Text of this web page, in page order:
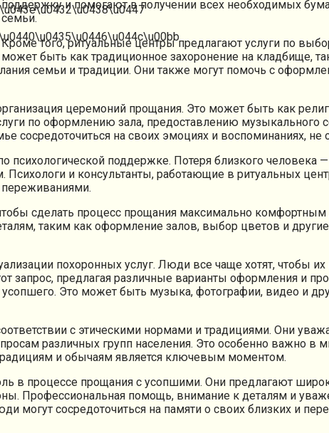
поддержку и помогают в получении всех необходимых
семьи.
Кроме того, ритуальные центры предлагают услуги по
может быть как традиционное захоронение на кладбище,
семьи и традиции. Они также могут помочь с
церемоний прощания. Это может быть как
по оформлению зала, предоставлению
сосредоточиться на своих эмоциях и воспоминаниях,
психологической поддержке. Потеря близкого человека
и консультанты, работающие в ритуальных
переживаниями.
сделать процесс прощания максимально
таким как оформление залов, выбор цветов и
похоронных услуг. Люди все чаще хотят, чтобы
запрос, предлагая различные варианты оформления и
Это может быть музыка, фотографии, видео и
с этическими нормами и традициями. Они
различных групп населения. Это особенно важно в
и обычаям является ключевым моментом.
в процессе прощания с усопшими. Они предлагают
Профессиональная помощь, внимание к деталям и
сосредоточиться на памяти о своих близких и